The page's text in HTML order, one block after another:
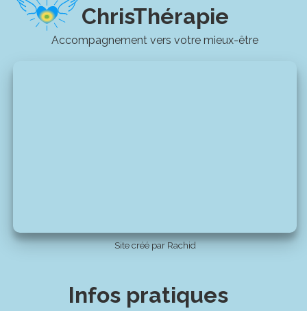
ChrisThérapie
Accompagnement vers votre mieux-être
Site créé par Rachid
Infos pratiques